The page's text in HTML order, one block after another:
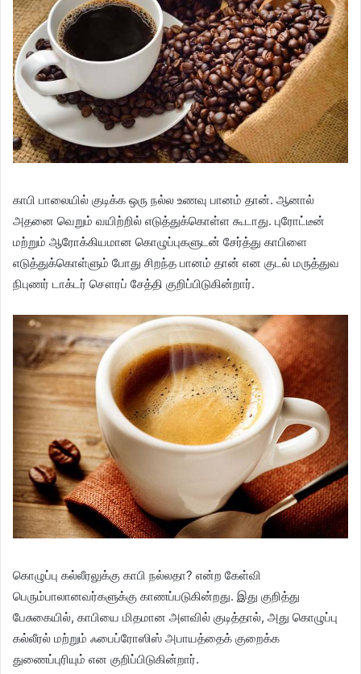
காபி பாலையில் குடிக்க ஒரு நல்ல உணவு பானம் தான். ஆனால்
அதனை வெறும் வயிற்றில் எடுத்துக்கொள்ள கூடாது. புரோட்டீன்
மற்றும் ஆரோக்கியமான கொழுப்புகளுடன் சேர்த்து காபிளை
எடுத்துக்கொள்ளும் போது சிறந்த பானம் தான் என குடல் மருத்துவ
நிபுணர் டாக்டர் சௌரப் சேத்தி குறிப்பிடுகின்றார்.
கொழுப்பு கல்லீரலுக்கு காபி நல்லதா? என்ற கேள்வி
பெரும்பாலானவர்களுக்கு காணப்படுகின்றது. இது குறித்து
பேசுகையில், காபியை மிதமான அளவில் குடித்தால், அது கொழுப்பு
கல்லீரல் மற்றும் ஃபைப்ரோஸிஸ் அபாயத்தைக் குறைக்க
துணைப்புரியும் என குறிப்பிடுகின்றார்.